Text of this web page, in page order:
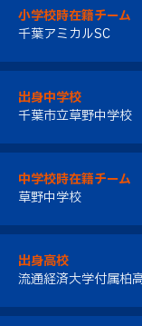
小学校時在籍チーム
千葉アミカルSC
出身中学校
千葉市立草野中学校
中学校時在籍チーム
草野中学校
出身高校
流通経済大学付属柏